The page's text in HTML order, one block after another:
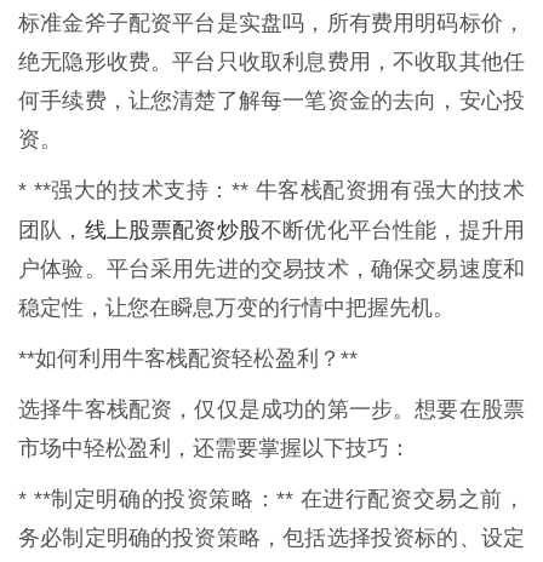
标准金斧子配资平台是实盘吗，所有费用明码标价，
绝无隐形收费。平台只收取利息费用，不收取其他任
何手续费，让您清楚了解每一笔资金的去向，安心投
资。
* **强大的技术支持：** 牛客栈配资拥有强大的技术
团队， 线上股票配资炒股不断优化平台性能，提升用
户体验。平台采用先进的交易技术，确保交易速度和
稳定性，让您在瞬息万变的行情中把握先机。
**如何利用牛客栈配资轻松盈利？**
选择牛客栈配资，仅仅是成功的第一步。想要在股票
市场中轻松盈利，还需要掌握以下技巧：
* **制定明确的投资策略：** 在进行配资交易之前，
务必制定明确的投资策略，包括选择投资标的、设定